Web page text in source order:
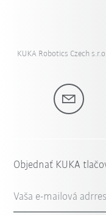
KUKA Robotics Czech
Objednať KUKA
Vaša e-mailová